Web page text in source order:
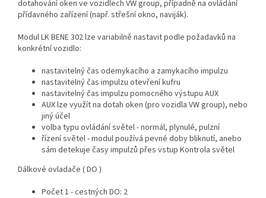
dotahování oken ve vozidlech VW group, případně na ovládání
přídavného zařízení (např. střešní okno, naviják).
Modul LK BENE 302 lze variabilně nastavit podle požadavků na
konkrétní vozidlo:
nastavitelný čas odemykacího a zamykacího impulzu
nastavitelný čas impulzu otevření kufru
nastavitelný čas impulzu pomocného výstupu AUX
AUX lze využít na dotah oken (pro vozidla VW group), nebo
jiný účel
volba typu ovládání světel - normál, plynulé, pulzní
řízení světel - modul používá pevné doby bliknutí, anebo
sám detekuje časy impulzů přes vstup Kontrola světel
Dálkové ovladače ( DO )
Počet 1 - cestných DO: 2